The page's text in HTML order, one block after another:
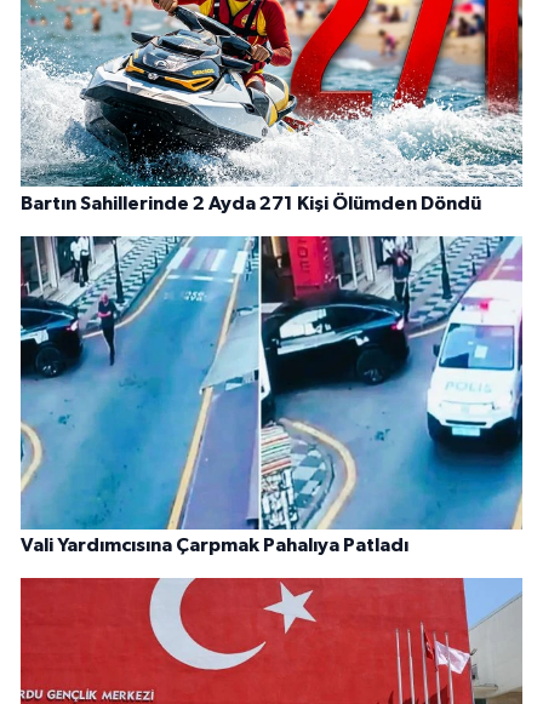
Bartın Sahillerinde 2 Ayda 271 Kişi Ölümden Döndü
Vali Yardımcısına Çarpmak Pahalıya Patladı